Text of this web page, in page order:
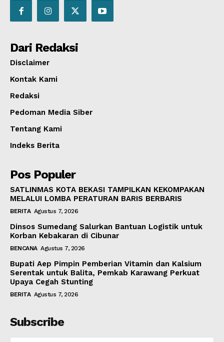
Dari Redaksi
Disclaimer
Kontak Kami
Redaksi
Pedoman Media Siber
Tentang Kami
Indeks Berita
Pos Populer
SATLINMAS KOTA BEKASI TAMPILKAN KEKOMPAKAN
MELALUI LOMBA PERATURAN BARIS BERBARIS
BERITA Agustus 7, 2026
Dinsos Sumedang Salurkan Bantuan Logistik untuk
Korban Kebakaran di Cibunar
BENCANA Agustus 7, 2026
Bupati Aep Pimpin Pemberian Vitamin dan Kalsium
Serentak untuk Balita, Pemkab Karawang Perkuat
Upaya Cegah Stunting
BERITA Agustus 7, 2026
Subscribe